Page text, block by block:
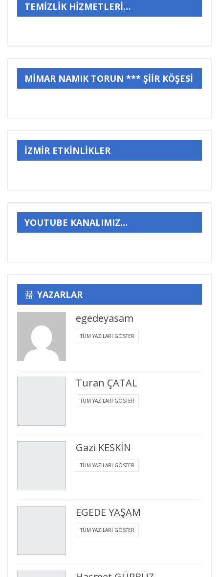
TEMİZLİK HİZMETLERİ…
MİMAR NAMIK TORUN *** ŞİİR KÖŞESİ
İZMİR ETKİNLİKLER
YOUTUBE KANALIMIZ…
YAZARLAR
egedeyasam
TÜM YAZILARI GÖSTER
Turan ÇATAL
TÜM YAZILARI GÖSTER
Gazi KESKİN
TÜM YAZILARI GÖSTER
EGEDE YAŞAM
TÜM YAZILARI GÖSTER